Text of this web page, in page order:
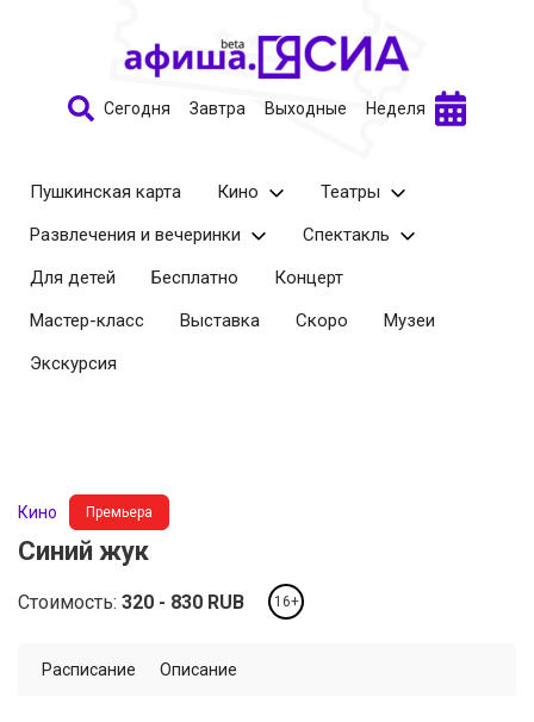
Сегодня Завтра Выходные Неделя
Пушкинская карта Кино
Театры
Развлечения и вечеринки
Спектакль
Для детей
Бесплатно
Концерт
Мастер-класс
Выставка Скоро
Музеи
Экскурсия
Кино Премьера
Синий жук
Стоимость: 320 830 RUB 16+
Расписание Описание